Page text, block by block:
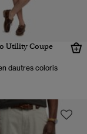
Utility Coupe
dautres coloris